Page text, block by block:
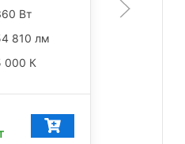
Вт
810 лм
000 К